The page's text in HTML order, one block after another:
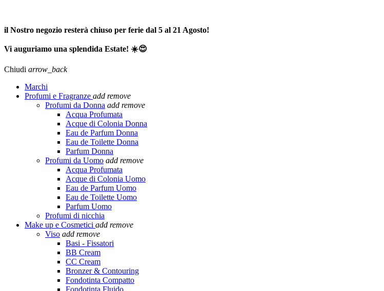
il Nostro negozio resterà chiuso per ferie dal 5 al 21 Agosto!
Vi auguriamo una splendida Estate! ☀️😍
Chiudi arrow_back
Marchi
Profumi e Fragranze add remove
Profumi da Donna add remove
Acqua Profumata
Acque di Colonia Donna
Eau de Parfum Donna
Eau de Toilette Donna
Parfum Donna
Profumi da Uomo add remove
Acqua Profumata
Acque di Colonia Uomo
Eau de Parfum Uomo
Eau de Toilette Uomo
Parfum Uomo
Profumi di nicchia
Make up e Cosmetici add remove
Viso add remove
Basi - Fissatori
BB Cream
CC Cream
Bronzer & Contouring
Fondotinta Compatto
Fondotinta Fluido